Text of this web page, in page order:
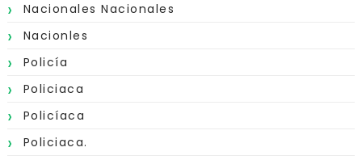
Nacionales Nacionales
Nacionles
Policía
Policiaca
Policíaca
Policiaca.